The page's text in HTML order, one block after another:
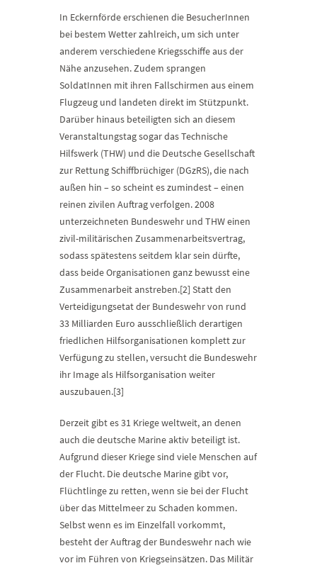
In Eckernförde erschienen die BesucherInnen
bei bestem Wetter zahlreich, um sich unter
anderem verschiedene Kriegsschiffe aus der
Nähe anzusehen. Zudem sprangen
SoldatInnen mit ihren Fallschirmen aus einem
Flugzeug und landeten direkt im Stützpunkt.
Darüber hinaus beteiligten sich an diesem
Veranstaltungstag sogar das Technische
Hilfswerk (THW) und die Deutsche Gesellschaft
zur Rettung Schiffbrüchiger (DGzRS), die nach
außen hin – so scheint es zumindest – einen
reinen zivilen Auftrag verfolgen. 2008
unterzeichneten Bundeswehr und THW einen
zivil-militärischen Zusammenarbeitsvertrag,
sodass spätestens seitdem klar sein dürfte,
dass beide Organisationen ganz bewusst eine
Zusammenarbeit anstreben.[2] Statt den
Verteidigungsetat der Bundeswehr von rund
33 Milliarden Euro ausschließlich derartigen
friedlichen Hilfsorganisationen komplett zur
Verfügung zu stellen, versucht die Bundeswehr
ihr Image als Hilfsorganisation weiter
auszubauen.[3]
Derzeit gibt es 31 Kriege weltweit, an denen
auch die deutsche Marine aktiv beteiligt ist.
Aufgrund dieser Kriege sind viele Menschen auf
der Flucht. Die deutsche Marine gibt vor,
Flüchtlinge zu retten, wenn sie bei der Flucht
über das Mittelmeer zu Schaden kommen.
Selbst wenn es im Einzelfall vorkommt,
besteht der Auftrag der Bundeswehr nach wie
vor im Führen von Kriegseinsätzen. Das Militär